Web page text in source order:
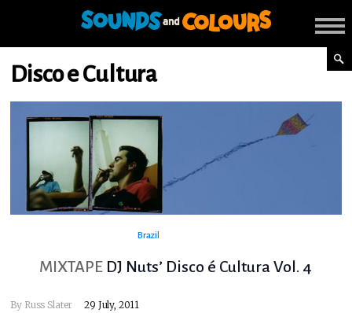
Disco e Cultura
Brazil
MIXTAPE DJ Nuts’ Disco é Cultura Vol. 4
By Russ Slater 29 July, 2011